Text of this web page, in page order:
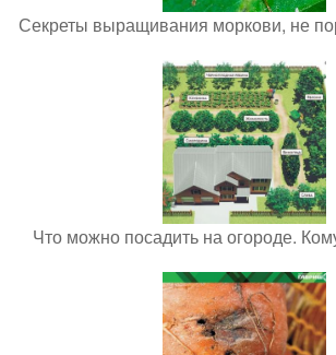
Секреты выращивания моркови, не
Что можно посадить на огороде.